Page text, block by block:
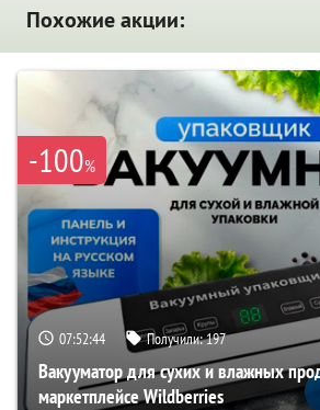
Похожие акции:
-100%
07:52:43 Получили:197
Вакууматор для сухих и влажных
маркетплейсе Wildberries